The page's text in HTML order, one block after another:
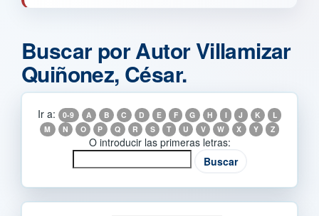
Buscar por Autor Villamizar
Quiñonez, César.
Ir a: 0-9 A B C D E F G H I J K
L
M
N O P Q R S T U V W X Y Z
O introducir las primeras letras: